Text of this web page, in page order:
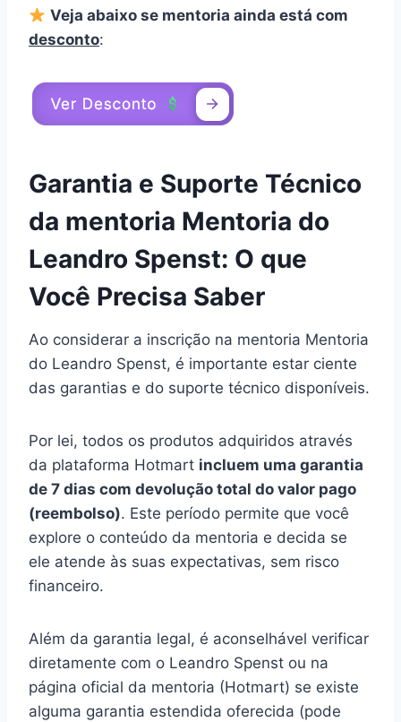
Veja abaixo se mentoria ainda está com
desconto:
Garantia e Suporte Técnico
da mentoria Mentoria do
Leandro Spenst: O que
Você Precisa Saber
Ao considerar a inscrição na mentoria Mentoria
do Leandro Spenst, é importante estar ciente
das garantias e do suporte técnico disponíveis.
Por lei, todos os produtos adquiridos através
da plataforma Hotmart incluem uma garantia
de 7 dias com devolução total do valor pago
(reembolso). Este período permite que você
explore o conteúdo da mentoria e decida se
ele atende às suas expectativas, sem risco
financeiro.
Além da garantia legal, é aconselhável verificar
diretamente com o Leandro Spenst ou na
página oficial da mentoria (Hotmart) se existe
alguma garantia estendida oferecida (pode